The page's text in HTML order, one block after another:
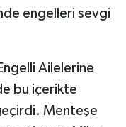
engelleri sevgi
Ailelerine
bu içerikte
Menteşe